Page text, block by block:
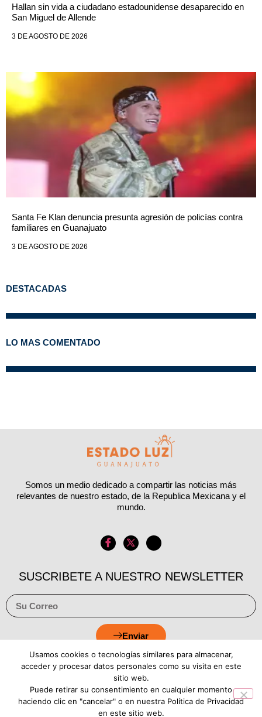
Hallan sin vida a ciudadano estadounidense desaparecido en
San Miguel de Allende
3 DE AGOSTO DE 2026
Santa Fe Klan denuncia presunta agresión de policías contra
familiares en Guanajuato
3 DE AGOSTO DE 2026
DESTACADAS
LO MAS COMENTADO
Somos un medio dedicado a compartir las noticias más
relevantes de nuestro estado, de la Republica Mexicana y el
mundo.
SUSCRIBETE A NUESTRO NEWSLETTER
Enviar
Aviso de Privacidad Política de Cookies
Usamos cookies o tecnologías similares para almacenar,
acceder y procesar datos personales como su visita en este
sitio web.
Puede retirar su consentimiento en cualquier momento
haciendo clic en "cancelar" o en nuestra Política de Privacidad
en este sitio web.